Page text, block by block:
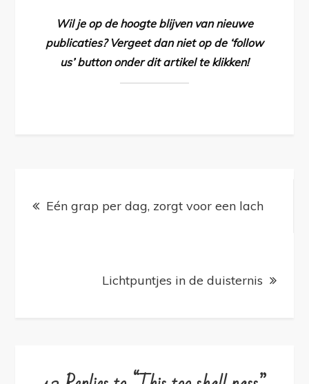
Wil je op de hoogte blijven van nieuwe
publicaties? Vergeet dan niet op de ‘follow
us’ button onder dit artikel te klikken!
Bericht
navigatie
Eén grap per dag, zorgt voor een lach
Lichtpuntjes in de duisternis